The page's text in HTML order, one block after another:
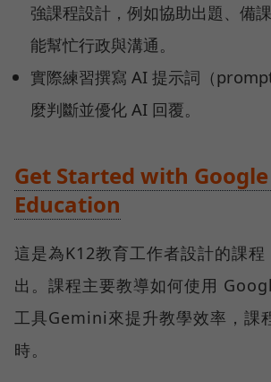
強課程設計，例如協助出題、備
能幫忙行政與溝通。
實際練習撰寫 AI 提示詞（
麼判斷並優化 AI 回覆。
Get Started with
Education
這是為K12教育工作者設計的課
出。課程主要教導如何使用
工具Gemini來提升教學效率，課
時。